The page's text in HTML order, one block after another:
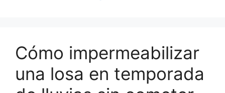
Cómo impermeabilizar
una losa en temporada